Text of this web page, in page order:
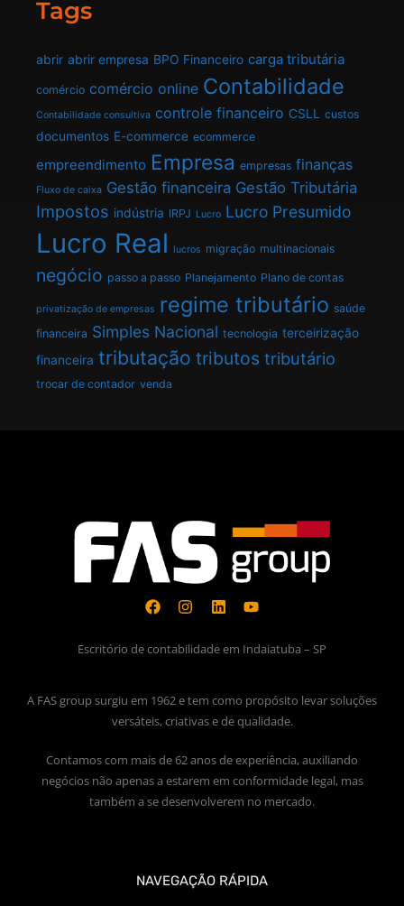
Tags
abrir abrir empresa BPO Financeiro carga tributária
comércio comércio online Contabilidade
Contabilidade consultiva controle financeiro CSLL custos
documentos E-commerce ecommerce
empreendimento Empresa empresas finanças
Fluxo de caixa Gestão financeira Gestão Tributária
Impostos indústria IRPJ Lucro Lucro Presumido
Lucro Real lucros migração multinacionais
negócio passo a passo Planejamento Plano de contas
privatização de empresas regime tributário saúde
financeira Simples Nacional tecnologia terceirização
financeira tributação tributos tributário
trocar de contador venda
Escritório de contabilidade em Indaiatuba – SP
A FAS group surgiu em 1962 e tem como propósito levar soluções
versáteis, criativas e de qualidade.
Contamos com mais de 62 anos de experiência, auxiliando
negócios não apenas a estarem em conformidade legal, mas
também a se desenvolverem no mercado.
NAVEGAÇÃO RÁPIDA